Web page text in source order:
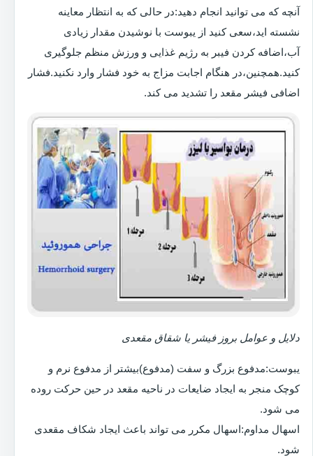
آنچه که می توانید انجام دهید:در حالی که به انتظار معاینه
نشسته اید،سعی کنید از یبوست با نوشیدن مقدار زیادی
آب،اضافه کردن فیبر به رژیم غذایی و ورزش منظم جلوگیری
کنید.همچنین،در هنگام اجابت مزاج به خود فشار وارد نکنید.فشار
اضافی فیشر مقعد را تشدید می کند.
دلایل و عوامل بروز فیشر یا شقاق مقعدی
یبوست:مدفوع بزرگ و سفت (مدفوع)بیشتر از مدفوع نرم و
کوچک منجر به ایجاد ضایعات در ناحیه مقعد در حین حرکت روده
می شود.
اسهال مداوم:اسهال مکرر می تواند باعث ایجاد شکاف مقعدی
شود.